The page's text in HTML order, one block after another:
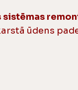
ūdens